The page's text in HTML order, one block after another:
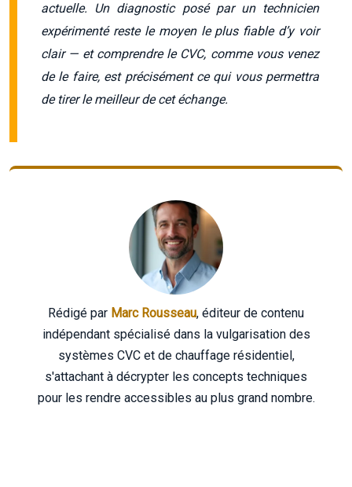
actuelle. Un diagnostic posé par un technicien
expérimenté reste le moyen le plus fiable d’y voir
clair — et comprendre le CVC, comme vous venez
de le faire, est précisément ce qui vous permettra
de tirer le meilleur de cet échange.
Rédigé par Marc Rousseau, éditeur de contenu
indépendant spécialisé dans la vulgarisation des
systèmes CVC et de chauffage résidentiel,
s'attachant à décrypter les concepts techniques
pour les rendre accessibles au plus grand nombre.